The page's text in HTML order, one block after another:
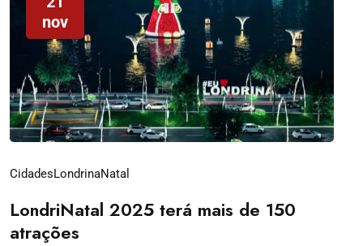
nov
CidadesLondrinaNatal
LondriNatal 2025 terá mais de 150
atrações